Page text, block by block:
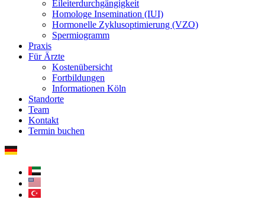
Eileiterdurchgängigkeit
Homologe Insemination (IUI)
Hormonelle Zyklusoptimierung (VZO)
Spermiogramm
Praxis
Für Ärzte
Kostenübersicht
Fortbildungen
Informationen Köln
Standorte
Team
Kontakt
Termin buchen